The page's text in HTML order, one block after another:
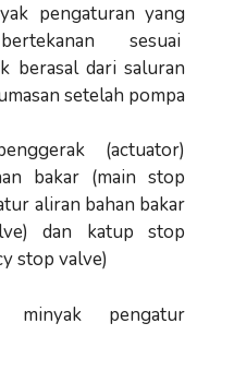
pengaturan yang
sesuai
berasal dari saluran
setelah pompa
(actuator)
bakar (main stop
aliran bahan bakar
dan katup stop
stop valve)
minyak pengatur